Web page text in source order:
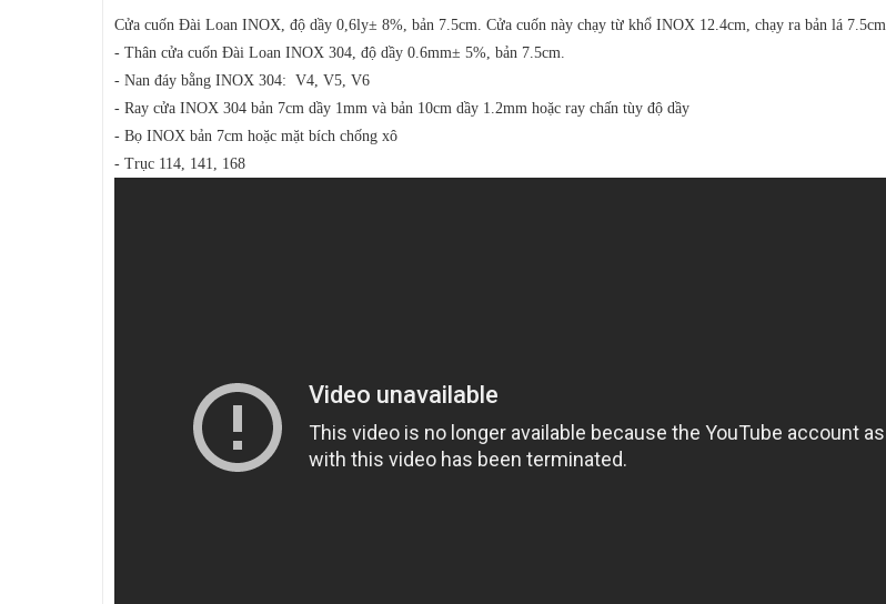
Cửa cuốn Đài Loan INOX, độ dầy 0,6ly± 8%, bản 7.5cm. Cửa cuốn này chạy từ khổ INOX 12.4cm, chạy ra bản lá 7.5cm
- Thân cửa cuốn Đài Loan INOX 304, độ dầy 0.6mm± 5%, bản 7.5cm.
- Nan đáy bằng INOX 304: V4, V5, V6
- Ray cửa INOX 304 bản 7cm dầy 1mm và bản 10cm dầy 1.2mm hoặc ray chấn tùy độ dầy
- Bọ INOX bản 7cm hoặc mặt bích chống xô
- Trục 114, 141, 168